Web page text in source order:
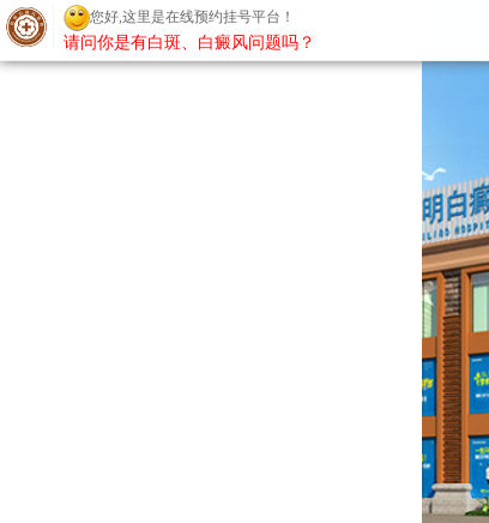
您好,这里是在线预约挂号平台！
请问你是有白斑、白癜风问题吗？